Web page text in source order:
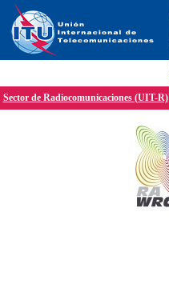
Sector de Radiocomunicaciones (UIT-R)